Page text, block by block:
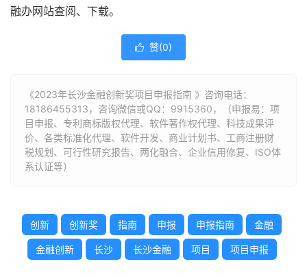
融办网站查阅、下载。
 赞(0)
《2023年长沙金融创新奖项目申报指南 》咨询电话：
18186455313，咨询微信或QQ：9915360，（申报易：项
目申报、专利商标版权代理、软件著作权代理、科技成果评
价、各类标准化代理、软件开发、商业计划书、工商注册财
税规划、可行性研究报告、两化融合、企业信用修复、ISO体
系认证等）
创新 创新奖 指南 申报 申报指南 金融
金融创新 长沙 长沙金融 项目 项目申报